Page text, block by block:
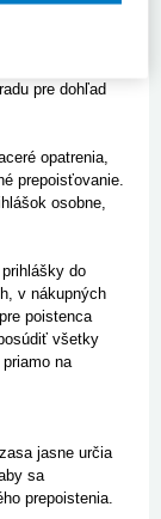
spísali, im boli
Neraz boli
pre dohľad
opatrenia,
prepoisťovanie.
osobne,
do
v nákupných
poistenca
všetky
na
jasne určia
sa
prepoistenia.